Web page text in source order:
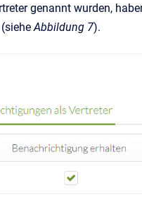
genannt wurden,
(sieheAbbildung 7).